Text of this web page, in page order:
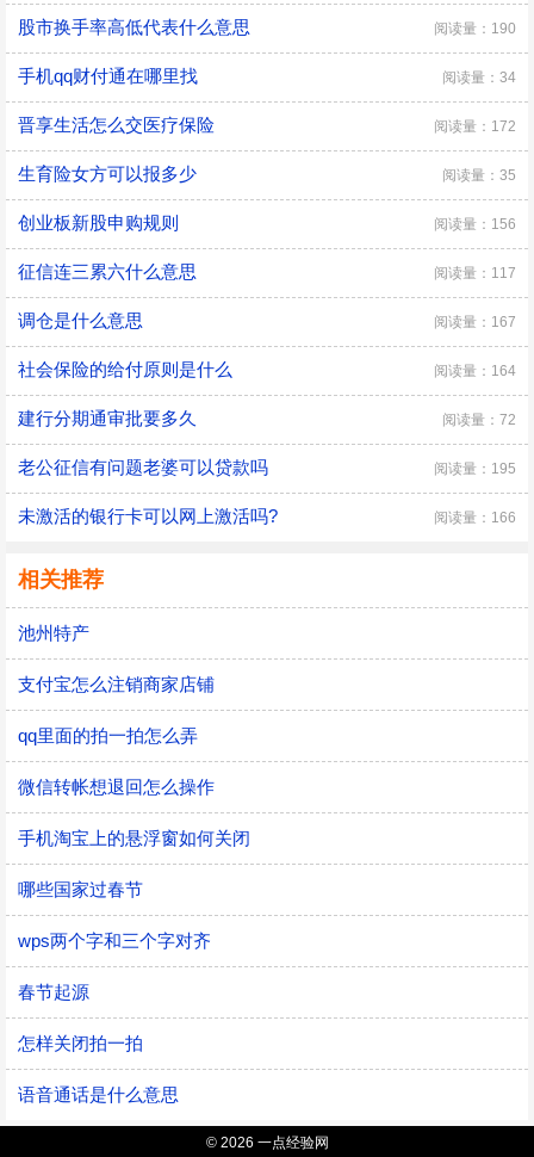
股市换手率高低代表什么意思 阅读量：190
手机qq财付通在哪里找 阅读量：34
晋享生活怎么交医疗保险 阅读量：172
生育险女方可以报多少 阅读量：35
创业板新股申购规则 阅读量：156
征信连三累六什么意思 阅读量：117
调仓是什么意思 阅读量：167
社会保险的给付原则是什么 阅读量：164
建行分期通审批要多久 阅读量：72
老公征信有问题老婆可以贷款吗 阅读量：195
未激活的银行卡可以网上激活吗? 阅读量：166
相关推荐
池州特产
支付宝怎么注销商家店铺
qq里面的拍一拍怎么弄
微信转帐想退回怎么操作
手机淘宝上的悬浮窗如何关闭
哪些国家过春节
wps两个字和三个字对齐
春节起源
怎样关闭拍一拍
语音通话是什么意思
© 2026 一点经验网